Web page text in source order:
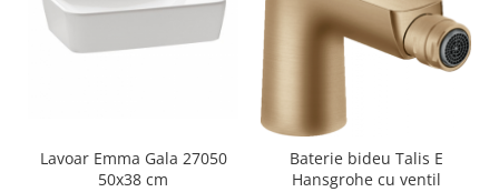
Lavoar Emma Gala 27050
50x38 cm
Baterie bideu Talis E
Hansgrohe cu ventil